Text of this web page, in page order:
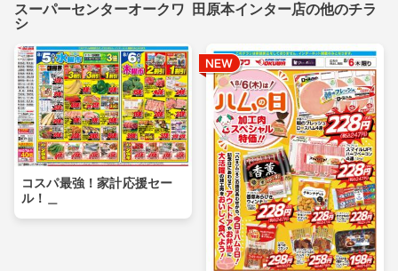
スーパーセンターオークワ 田原本インター店の他のチラ
シ
コスパ最強！家計応援セー
ル！＿